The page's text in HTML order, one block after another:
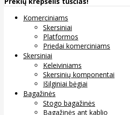
Komerciniams
Skersiniai
Platformos
Priedai komerciniams
Skersiniai
Keleiviniams
Skersinių komponentai
Išilginiai bėgiai
Bagažinės
Stogo bagažinės
Bagažinės ant kablio